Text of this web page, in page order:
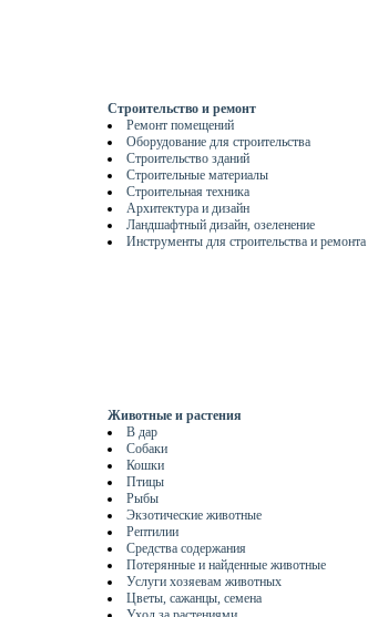
Строительство и ремонт
Ремонт помещений
Оборудование для строительства
Строительство зданий
Строительные материалы
Строительная техника
Архитектура и дизайн
Ландшафтный дизайн, озеленение
Инструменты для строительства и ремонта
Животные и растения
В дар
Собаки
Кошки
Птицы
Рыбы
Экзотические животные
Рептилии
Средства содержания
Потерянные и найденные животные
Услуги хозяевам животных
Цветы, сажанцы, семена